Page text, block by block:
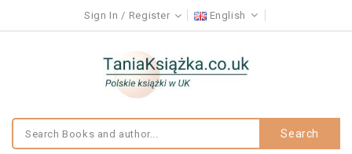
Sign In Register English
Search